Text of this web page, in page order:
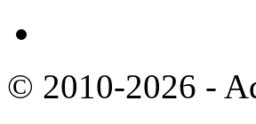
© 2010-2026 -